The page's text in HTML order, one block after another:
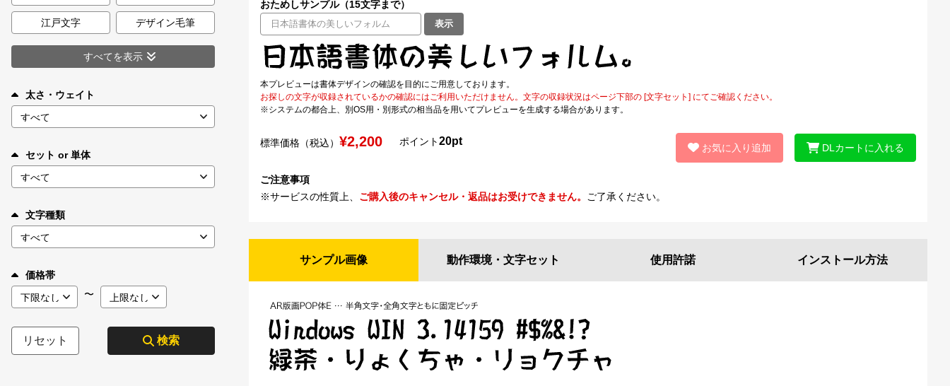
ご利用ガイド
お問い合わせ
江戸文字 デザイン毛筆
すべてを表示
太さ・ウェイト
セット or 単体
文字種類
価格帯
〜
リセット 検索
おためしサンプル（15文字まで）
表示
本プレビューは書体デザインの確認を目的にご用意しております。
お探しの文字が収録されているかの確認にはご利用いただけません。文字の収録状況はページ下部の [文字セット] にてご確認ください。
※システムの都合上、別OS用・別形式の相当品を用いてプレビューを生成する場合があります。
標準価格（税込） ¥2,200 ポイント20pt
お気に入り追加 DLカートに入れる
ご注意事項
※サービスの性質上、 ご購入後のキャンセル・返品はお受けできません。 ご了承ください。
サンプル画像 動作環境・ 文字セット 使用許諾 インストール方法